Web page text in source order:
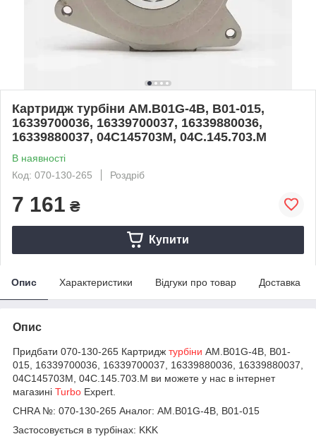
Картридж турбіни AM.B01G-4B, B01-015,
16339700036, 16339700037, 16339880036,
16339880037, 04C145703M, 04C.145.703.M
В наявності
Код: 070-130-265
Роздріб
7 161 ₴
Купити
Опис Характеристики Відгуки про товар Доставка
Опис
Придбати 070-130-265 Картридж турбіни AM.B01G-4B, B01-
015, 16339700036, 16339700037, 16339880036, 16339880037,
04C145703M, 04C.145.703.M ви можете у нас в інтернет
магазині Turbo Expert.
CHRA №: 070-130-265 Аналог: AM.B01G-4B, B01-015
Застосовується в турбінах: KKK